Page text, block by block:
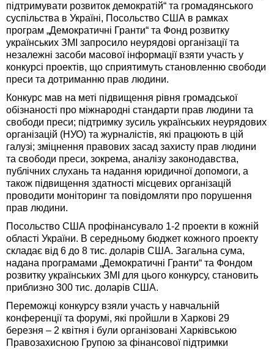
підтримувати розвиток демократій“ та громадянського
суспільства в Україні, Посольство США в рамках
програм „Демократичні Гранти“ та Фонд розвитку
українських ЗМІ запросило неурядові організації та
незалежні засоби масової інформації взяти участь у
конкурсі проектів, що сприятимуть становленню свободи
преси та дотриманню прав людини.
Конкурс мав на меті підвищення рівня громадської
обізнаності про міжнародні стандарти прав людини та
свободи преси; підтримку зусиль українських неурядових
організацій (НУО) та журналістів, які працюють в цій
галузі; зміцнення правових засад захисту прав людини
та свободи преси, зокрема, аналізу законодавства,
публічних слухань та надання юридичної допомоги, а
також підвищення здатності місцевих організацій
проводити моніторинг та повідомляти про порушення
прав людини.
Посольство США профінансувало 1-2 проекти в кожній
області України. В середньому бюджет кожного проекту
складає від 6 до 8 тис. доларів США. Загальна сума,
надана програмами „Демократичні Гранти“ та Фондом
розвитку українських ЗМІ для цього конкурсу, становить
приблизно 300 тис. доларів США.
Переможці конкурсу взяли участь у навчальній
конференції та форумі, які пройшли в Харкові 29
березня – 2 квітня і були організовані Харківською
Правозахисною Групою за фінансової підтримки